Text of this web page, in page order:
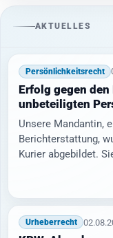
AKTUELLES
Persönlichkeitsrecht
Erfolg gegen
unbeteiligten
Unsere Mandantin,
Berichterstattung,
Kurier abgebildet.
Urheberrecht